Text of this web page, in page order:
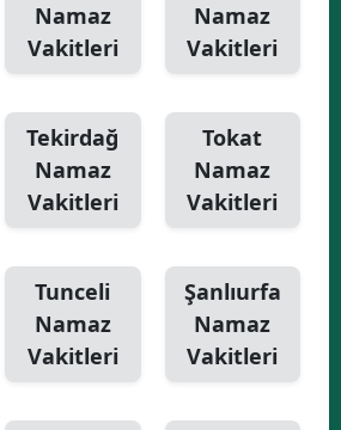
Namaz
Vakitleri
Namaz
Vakitleri
Tekirdağ
Namaz
Vakitleri
Tokat
Namaz
Vakitleri
Tunceli
Namaz
Vakitleri
Şanlıurfa
Namaz
Vakitleri